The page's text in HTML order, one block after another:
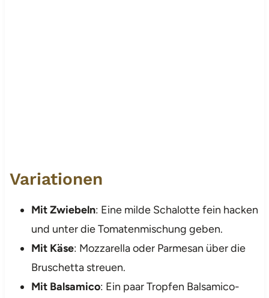
Variationen
Mit Zwiebeln: Eine milde Schalotte fein hacken
und unter die Tomatenmischung geben.
Mit Käse: Mozzarella oder Parmesan über die
Bruschetta streuen.
Mit Balsamico: Ein paar Tropfen Balsamico-